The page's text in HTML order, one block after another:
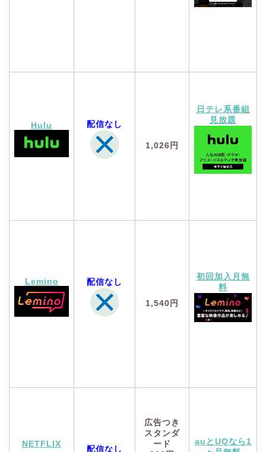
Hulu 配信なし
1,026円
日テレ系番組
見放題
Lemino 配信なし
1,540円
初回加入月無
料
NETFLIX
配信なし
広告つき
スタンダ
ード
auとUQなら1